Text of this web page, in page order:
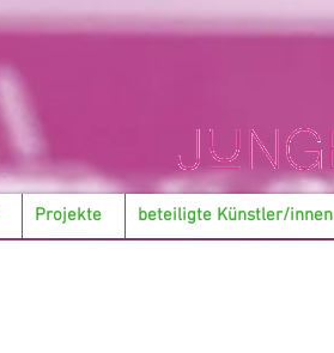
Projekte beteiligte Künstler/innen